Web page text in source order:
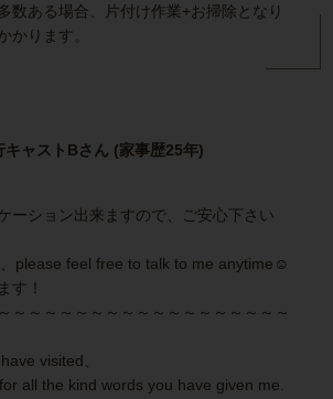
数ある場合、片付け作業+お掃除となり
かります。
キャストBさん (家事歴25年)
ーション出来ますので、ご安心下さい
please feel free to talk to me anytime☺
す！
～～～～～～～～～～～～～～～～～～
visited、
all the kind words you have given me.